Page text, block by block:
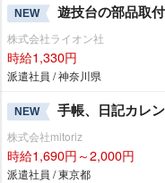
NEW 遊技台の部品取
株式会社ライオン社
時給1,330円
派遣社員 / 神奈川県
NEW 手帳、日記カレ
株式会社mitoriz
時給1,690円～2,000円
派遣社員 / 東京都